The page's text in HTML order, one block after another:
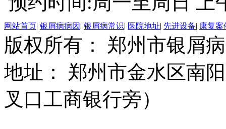
网站首页| 银屑病病因 | 银屑病常识| 医院地址| 先进设备| 康复案
版权所有： 郑州市银屑
地址： 郑州市金水区南
叉口工商银行旁）